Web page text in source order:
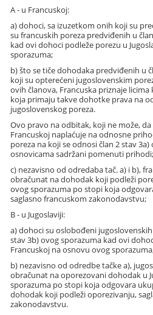
A - u Francuskoj:
a) dohoci, sa izuzetkom onih koji su
su francuskih poreza predviđenih u
kad ovi dohoci podleže porezu u
sporazuma;
b) što se tiče dohodaka predviđenih u
koji su opterećeni jugoslovenskim
ovih članova, Francuska priznaje
koja primaju takve dohotke prava na
jugoslovenskog poreza.
Ovo pravo na odbitak, koji ne može,
Francuskoj naplaćuje na odnosne
poreza na koji se odnosi član 2 stav
osnovicama sadržani pomenuti prihodi;
c) nezavisno od odredaba tač. a) i b),
obračunat na dohodak koji podleži
ovog sporazuma po stopi koja
saglasno francuskom zakonodavstvu;
B - u Jugoslaviji:
a) dohoci su oslobođeni
stav 3b) ovog sporazuma kad ovi
Francuskoj na osnovu ovog
b) nezavisno od odredbe tačke a),
obračunat na oporezovani dohodak u
sporazuma po stopi koja odgovara
dohodak koji podleži oporezivanju,
zakonodavstvu.